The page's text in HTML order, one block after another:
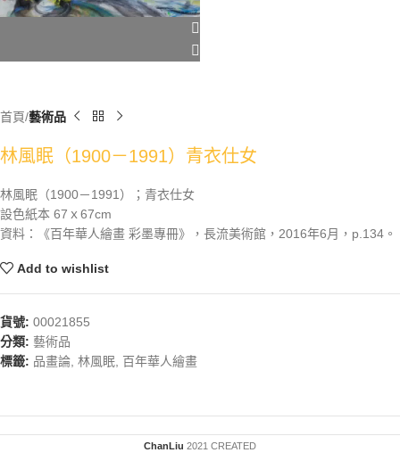
首頁 藝術品
林風眠（1900－1991）青衣仕女
林風眠（1900－1991）；青衣仕女
設色紙本 67ｘ67cm
資料：《百年華人繪畫 彩墨專冊》，長流美術館，2016年6月，p.134。
Add to wishlist
貨號: 00021855
分類: 藝術品
標籤: 品畫論 林風眠 百年華人繪畫
ChanLiu 2021 CREATED